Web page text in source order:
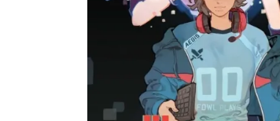
Powiększony kursor